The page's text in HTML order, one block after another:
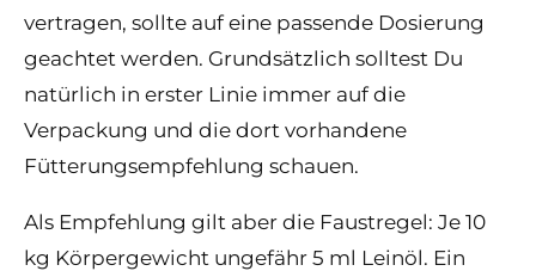
vertragen, sollte auf eine passende Dosierung
geachtet werden. Grundsätzlich solltest Du
natürlich in erster Linie immer auf die
Verpackung und die dort vorhandene
Fütterungsempfehlung schauen.
Als Empfehlung gilt aber die Faustregel: Je 10
kg Körpergewicht ungefähr 5 ml Leinöl. Ein